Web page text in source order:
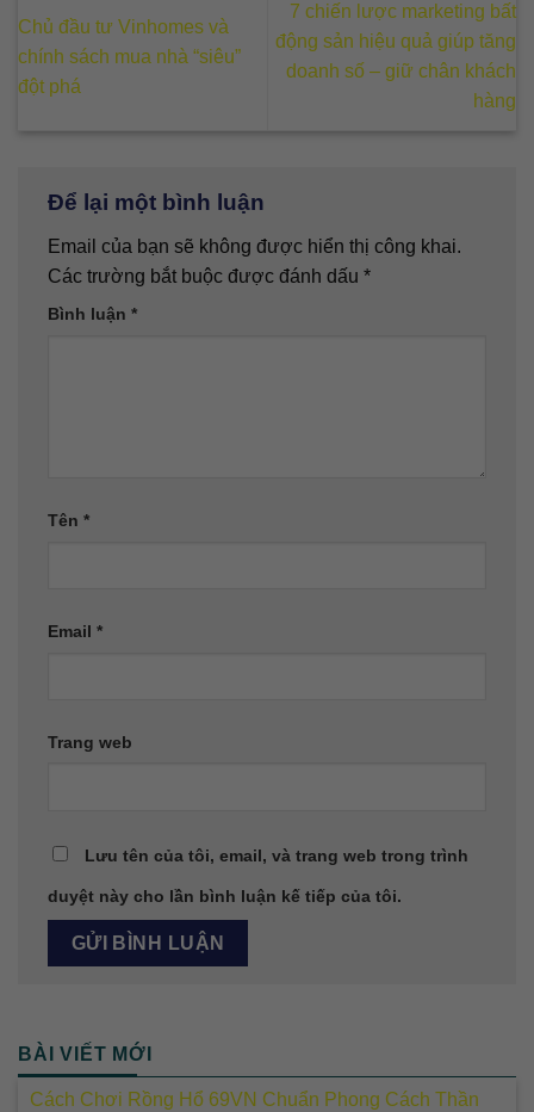
Chủ đầu tư Vinhomes và
chính sách mua nhà “siêu”
đột phá
7 chiến lược marketing bất
động sản hiệu quả giúp tăng
doanh số – giữ chân khách
hàng
Để lại một bình luận
Email của bạn sẽ không được hiển thị công khai.
Các trường bắt buộc được đánh dấu *
Bình luận *
Tên *
Email *
Trang web
Lưu tên của tôi, email, và trang web trong trình
duyệt này cho lần bình luận kế tiếp của tôi.
BÀI VIẾT MỚI
Cách Chơi Rồng Hổ 69VN Chuẩn Phong Cách Thần